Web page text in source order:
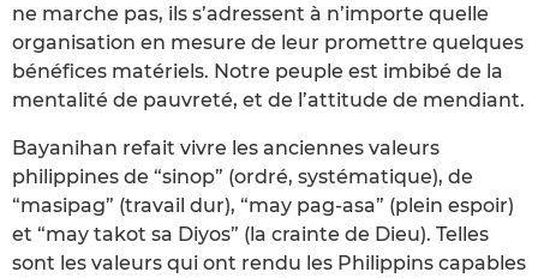
ne marche pas, ils s’adressent à n’importe quelle
organisation en mesure de leur promettre quelques
bénéfices matériels. Notre peuple est imbibé de la
mentalité de pauvreté, et de l’attitude de mendiant.
Bayanihan refait vivre les anciennes valeurs
philippines de “sinop” (ordré, systématique), de
“masipag” (travail dur), “may pag-asa” (plein espoir)
et “may takot sa Diyos” (la crainte de Dieu). Telles
sont les valeurs qui ont rendu les Philippins capables